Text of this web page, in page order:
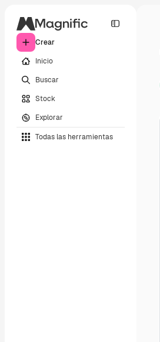
Crear
Inicio
Buscar
Stock
Explorar
Todas las herramientas